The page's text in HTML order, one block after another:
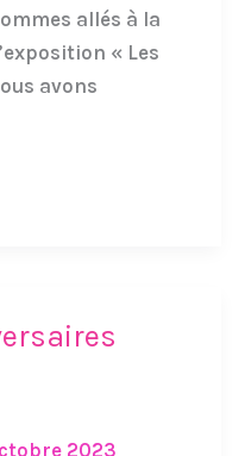
allés à la
« Les
avons
2023